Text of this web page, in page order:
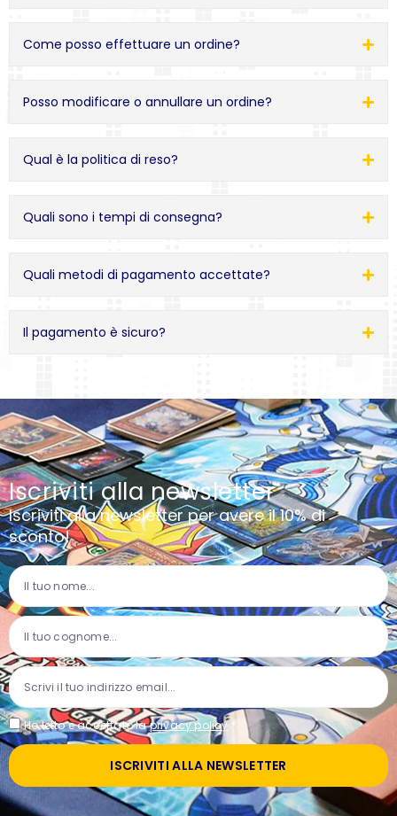
Come posso effettuare un ordine?
Posso modificare o annullare un ordine?
Qual è la politica di reso?
Quali sono i tempi di consegna?
Quali metodi di pagamento accettate?
Il pagamento è sicuro?
Iscriviti alla newsletter
Iscriviti alla newsletter per avere il 10% di
sconto!
Ho letto e accettato laprivacy policy *
ISCRIVITI ALLA NEWSLETTER